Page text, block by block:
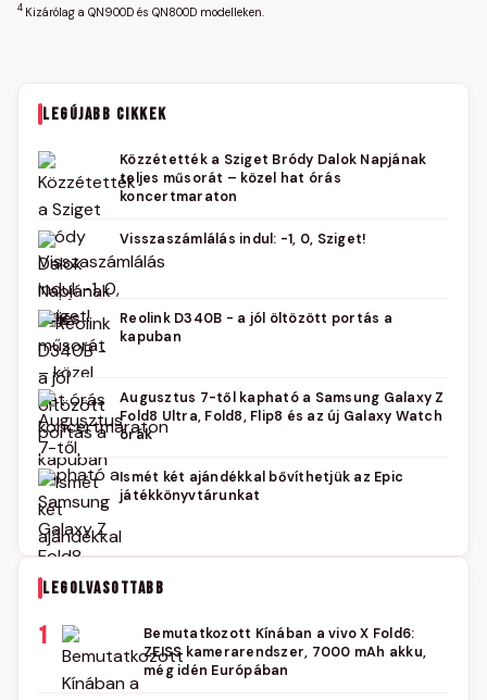
4 Kizárólag a QN900D és QN800D modelleken.
LEGÚJABB CIKKEK
Közzétették a Sziget Bródy Dalok Napjának
teljes műsorát – közel hat órás
koncertmaraton
Visszaszámlálás indul: -1, 0, Sziget!
Reolink D340B - a jól öltözött portás a
kapuban
Augusztus 7-től kapható a Samsung Galaxy Z
Fold8 Ultra, Fold8, Flip8 és az új Galaxy Watch
órák
Ismét két ajándékkal bővíthetjük az Epic
játékkönyvtárunkat
LEGOLVASOTTABB
1
Bemutatkozott Kínában a vivo X Fold6:
ZEISS kamerarendszer, 7000 mAh akku,
még idén Európában